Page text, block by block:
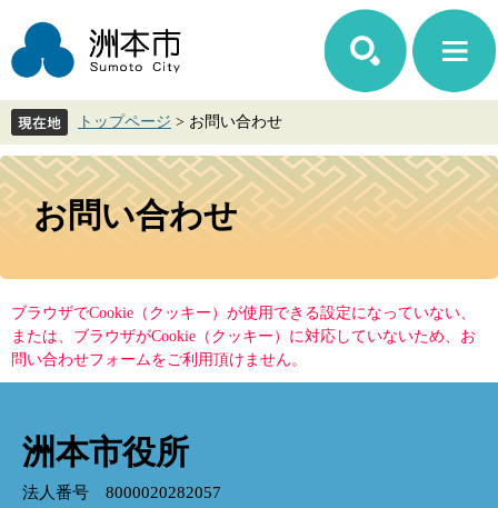
ジ
先
で
す。
ュ
を
ば
し
て
トップページ > お問い合わせ
本
文
お問い合わせ
ブラウザでCookie（クッキー）が使用できる設定になっていない、
または、ブラウザがCookie（クッキー）に対応していないため、お
問い合わせフォームをご利用頂けません。
洲本市役所
法人番号 8000020282057